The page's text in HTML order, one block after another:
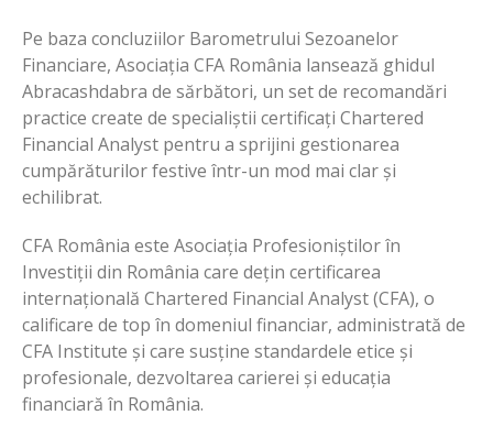
Pe baza concluziilor Barometrului Sezoanelor
Financiare, Asociația CFA România lansează ghidul
Abracashdabra de sărbători, un set de recomandări
practice create de specialiștii certificați Chartered
Financial Analyst pentru a sprijini gestionarea
cumpărăturilor festive într-un mod mai clar și
echilibrat.
CFA România este Asociația Profesioniștilor în
Investiții din România care dețin certificarea
internațională Chartered Financial Analyst (CFA), o
calificare de top în domeniul financiar, administrată de
CFA Institute și care susține standardele etice și
profesionale, dezvoltarea carierei și educația
financiară în România.